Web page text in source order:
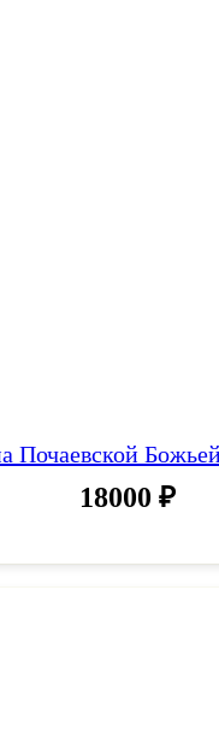
Почаевской
18000 ₽